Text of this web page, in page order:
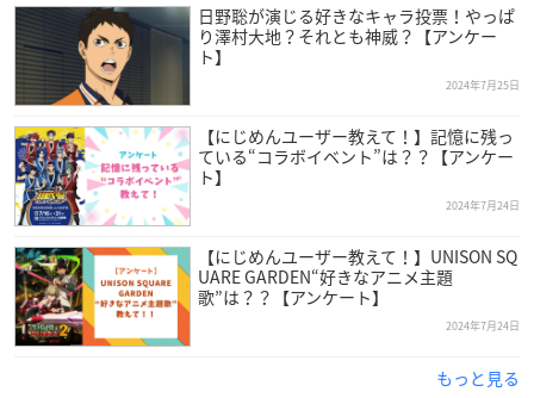
日野聡が演じる好きなキャラ投票！やっぱ
り澤村大地？それとも神威？【アンケー
ト】
2024年7月25日
【にじめんユーザー教えて！】記憶に残っ
ている“コラボイベント”は？？【アンケー
ト】
2024年7月24日
【にじめんユーザー教えて！】UNISON SQ
UARE GARDEN“好きなアニメ主題
歌”は？？【アンケート】
2024年7月24日
もっと見る